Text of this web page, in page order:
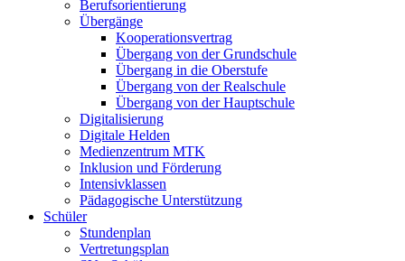
Berufsorientierung
Übergänge
Kooperationsvertrag
Übergang von der Grundschule
Übergang in die Oberstufe
Übergang von der Realschule
Übergang von der Hauptschule
Digitalisierung
Digitale Helden
Medienzentrum MTK
Inklusion und Förderung
Intensivklassen
Pädagogische Unterstützung
Schüler
Stundenplan
Vertretungsplan